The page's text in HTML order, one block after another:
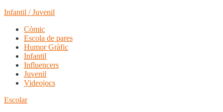
Infantil / Juvenil
Còmic
Escola de pares
Humor Gràfic
Infantil
Influencers
Juvenil
Videojocs
Escolar